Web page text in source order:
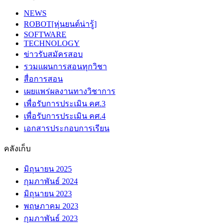
NEWS
ROBOT[หุ่นยนต์น่ารู้]
SOFTWARE
TECHNOLOGY
ข่าวรับสมัครสอบ
รวมแผนการสอนทุกวิชา
สื่อการสอน
เผยแพร่ผลงานทางวิชาการ
เพื่อรับการประเมิน คศ.3
เพื่อรับการประเมิน คศ.4
เอกสารประกอบการเรียน
คลังเก็บ
มิถุนายน 2025
กุมภาพันธ์ 2024
มิถุนายน 2023
พฤษภาคม 2023
กุมภาพันธ์ 2023